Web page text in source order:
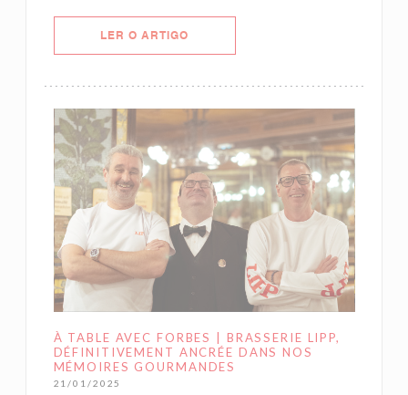
LER O ARTIGO
À TABLE AVEC FORBES | BRASSERIE LIPP,
DÉFINITIVEMENT ANCRÉE DANS NOS
MÉMOIRES GOURMANDES
21/01/2025